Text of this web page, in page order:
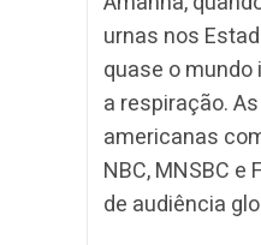
urnas nos
quase o
a respiração.
americanas
NBC, MNSBC e
de audiência